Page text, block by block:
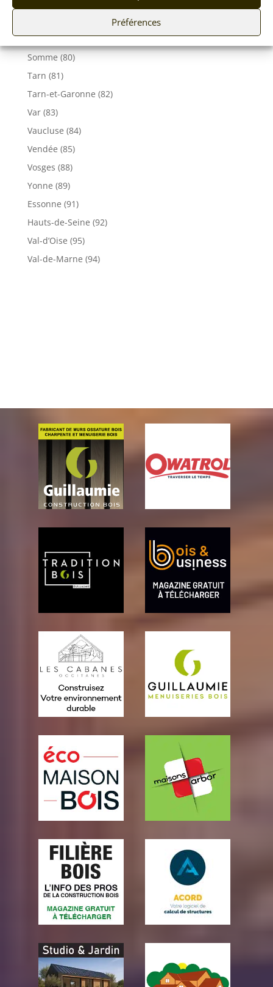
Préférences
Seine et Marne (77)
Somme (80)
Tarn (81)
Tarn-et-Garonne (82)
Var (83)
Vaucluse (84)
Vendée (85)
Vosges (88)
Yonne (89)
Essonne (91)
Hauts-de-Seine (92)
Val-d’Oise (95)
Val-de-Marne (94)